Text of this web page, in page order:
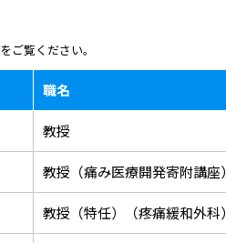
をご覧ください。
職名
教授
教授（痛み医療開発寄附講座）
教授（特任）（疼痛緩和外科）